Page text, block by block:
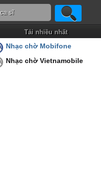
Tải nhiều nhất
Nhạc chờ Mobifone
Nhạc chờ Vietnamobile